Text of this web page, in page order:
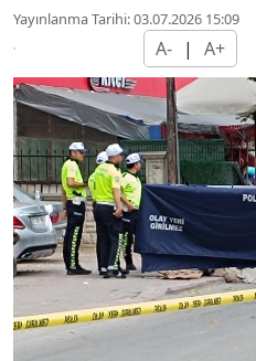
Yayınlanma Tarihi: 03.07.2026 15:09
A- | A+